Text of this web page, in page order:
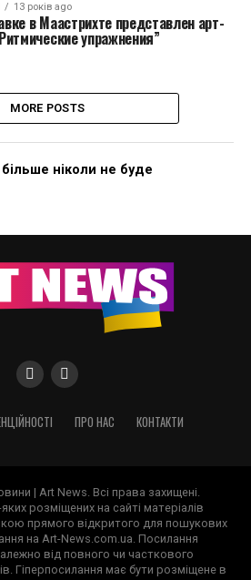
13 років ago
в Маастрихте представлен арт-
упражнения”
MORE POSTS
ніколи не буде
ПРО НАС КОНТАКТИ
| Art News. Всі права захищені.
розміщених на сайті матеріалів
прямого відкритого для пошукових
на Art-News.com.ua. Посилання
від повного чи часткового
Гіперпосилання має бути розміщене в